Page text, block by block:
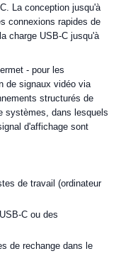
La conception jusqu'à
connexions rapides de
charge USB-C jusqu'à
- pour les
de signaux vidéo via
structurés de
systèmes, dans lesquels
d'affichage sont
de travail (ordinateur
C ou des
de rechange dans le